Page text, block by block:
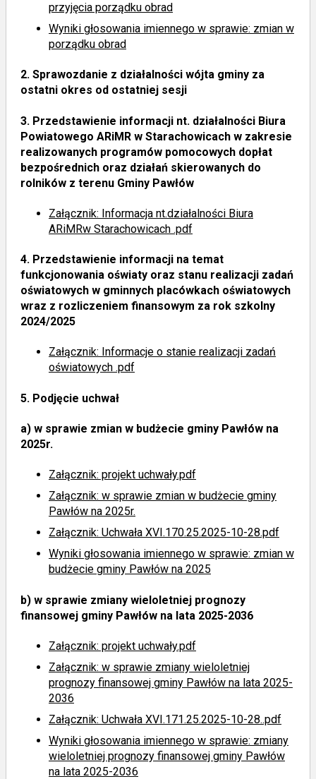
przyjęcia porządku obrad
Wyniki głosowania imiennego w sprawie: zmian w
porządku obrad
2. Sprawozdanie z działalności wójta gminy za
ostatni okres od ostatniej sesji
3. Przedstawienie informacji nt. działalności Biura
Powiatowego ARiMR w Starachowicach w zakresie
realizowanych programów pomocowych dopłat
bezpośrednich oraz działań skierowanych do
rolników z terenu Gminy Pawłów
Załącznik: Informacja nt.działalności Biura
ARiMRw Starachowicach .pdf
4. Przedstawienie informacji na temat
funkcjonowania oświaty oraz stanu realizacji zadań
oświatowych w gminnych placówkach oświatowych
wraz z rozliczeniem finansowym za rok szkolny
2024/2025
Załącznik: Informacje o stanie realizacji zadań
oświatowych .pdf
5. Podjęcie uchwał
a) w sprawie zmian w budżecie gminy Pawłów na
2025r.
Załącznik: projekt uchwały.pdf
Załącznik: w sprawie zmian w budżecie gminy
Pawłów na 2025r.
Załącznik: Uchwała XVI.170.25.2025-10-28.pdf
Wyniki głosowania imiennego w sprawie: zmian w
budżecie gminy Pawłów na 2025
b) w sprawie zmiany wieloletniej prognozy
finansowej gminy Pawłów na lata 2025-2036
Załącznik: projekt uchwały.pdf
Załącznik: w sprawie zmiany wieloletniej
prognozy finansowej gminy Pawłów na lata 2025-
2036
Załącznik: Uchwała XVI.171.25.2025-10-28..pdf
Wyniki głosowania imiennego w sprawie: zmiany
wieloletniej prognozy finansowej gminy Pawłów
na lata 2025-2036